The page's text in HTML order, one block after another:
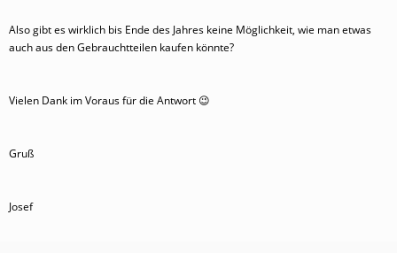
Also gibt es wirklich bis Ende des Jahres keine Möglichkeit, wie man etwas
auch aus den Gebrauchtteilen kaufen könnte?
Vielen Dank im Voraus für die Antwort 😉
Gruß
Josef